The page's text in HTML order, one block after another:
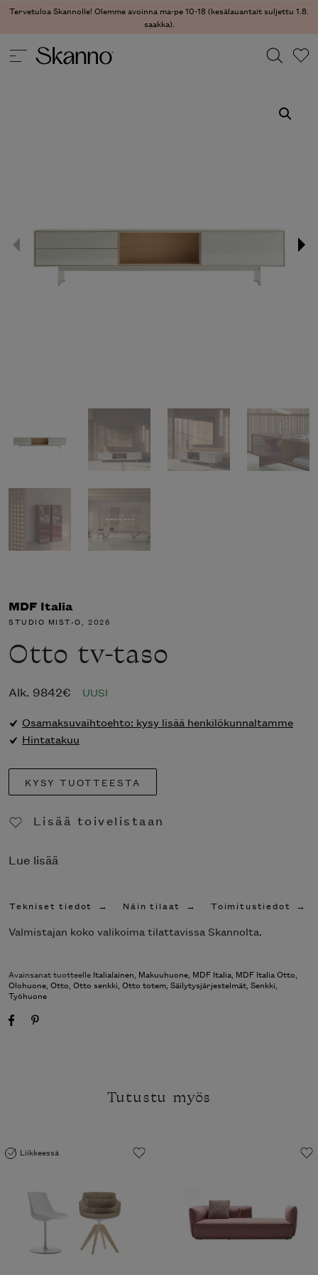
Tervetuloa Skannolle! Olemme avoinna ma-pe 10-18 (kesälauantait suljettu 1.8.
saakka).
MDF Italia
STUDIO MIST-O, 2026
Otto tv-taso
Alk. 9842€
UUSI
Osamaksuvaihtoehto: kysy lisää henkilökunnaltamme
Hintatakuu
KYSY TUOTTEESTA
Lisää toivelistaan
Lue lisää
Tekniset tiedot Näin tilaat Toimitustiedot
Valmistajan koko valikoima tilattavissa Skannolta.
Avainsanat tuotteelle Italialainen, Makuuhuone, MDF Italia, MDF Italia Otto,
Olohuone, Otto, Otto senkki, Otto totem, Säilytysjärjestelmät, Senkki,
Työhuone
Tutustu myös
Liikkeessä